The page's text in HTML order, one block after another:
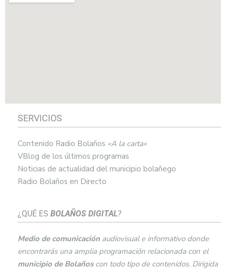
SERVICIOS
Contenido Radio Bolaños «A la carta»
VBlog de los últimos programas
Noticias de actualidad del municipio bolañego
Radio Bolaños en Directo
¿QUÉ ES BOLAÑOS DIGITAL?
Medio de comunicación audiovisual e informativo donde
encontrarás una amplia programación relacionada con el
municipio de Bolaños con todo tipo de contenidos. Dirigida